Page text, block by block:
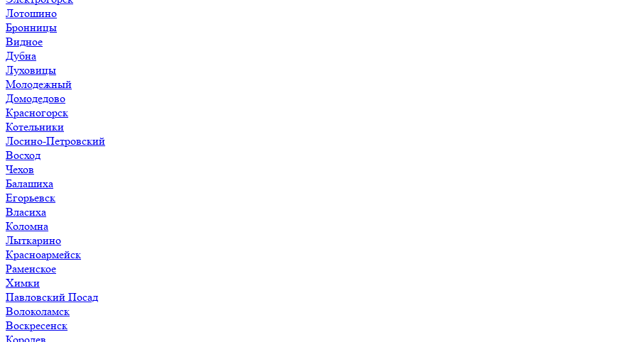
Лотошино
Бронницы
Видное
Дубна
Луховицы
Молодежный
Домодедово
Красногорск
Котельники
Лосино-Петровский
Восход
Чехов
Балашиха
Егорьевск
Власиха
Коломна
Лыткарино
Красноармейск
Раменское
Химки
Павловский Посад
Волоколамск
Воскресенск